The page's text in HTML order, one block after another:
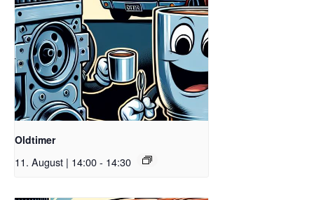
Oldtimer
11. August | 14:00- 14:30